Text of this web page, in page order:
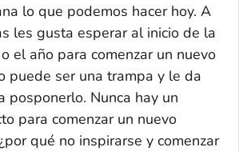
lo que podemos hacer hoy. A
les gusta esperar al inicio de la
el año para comenzar un nuevo
puede ser una trampa y le da
posponerlo. Nunca hay un
para comenzar un nuevo
qué no inspirarse y comenzar